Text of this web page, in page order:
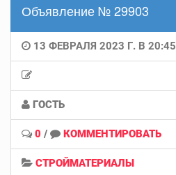
Объявление № 29903
13 ФЕВРАЛЯ 2023 Г. В 20:45
ГОСТЬ
0 / КОММЕНТИРОВАТЬ
СТРОЙМАТЕРИАЛЫ